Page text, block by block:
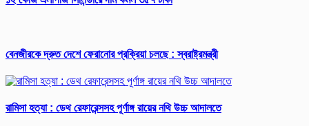
বেনজীরকে দ্রুত দেশে ফেরানোর প্রক্রিয়া চলছে : স্বরাষ্ট্রমন্ত্রী
রামিসা হত্যা : ডেথ রেফারেন্সসহ পূর্ণাঙ্গ রায়ের নথি উচ্চ আদালতে